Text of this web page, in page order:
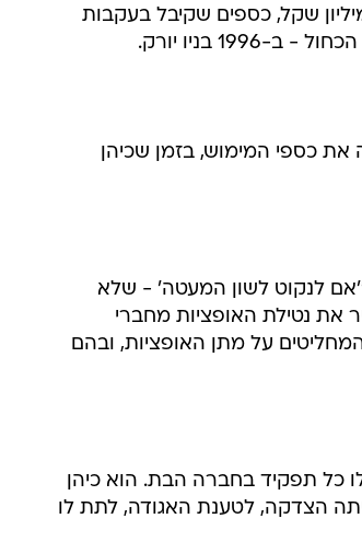
מי שהיה יו"ר המזכירות של האגודה, להשבת סך של כ-11 מיליון שקל, כספים שקיבל בעקבות
בניו יורק.
את כספי המימוש, בזמן שכיהן
לנקוט לשון המעטה' - שלא
את נטילת האופציות מחברי
על מתן האופציות, ובהם
כל תפקיד בחברה הבת. הוא כיהן
הצדקה, לטענת האגודה, לתת לו